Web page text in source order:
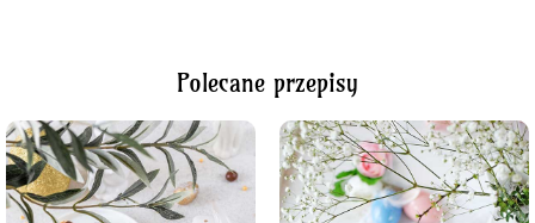
Polecane przepisy